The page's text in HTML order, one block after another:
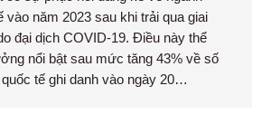
vào năm 2023 sau khi trải qua giai
đại dịch COVID-19. Điều này thể
nổi bật sau mức tăng 43% về số
tế ghi danh vào ngày 20…